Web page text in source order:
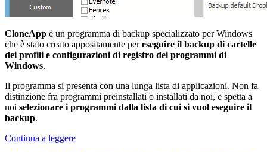
CloneApp è un programma di backup specializzato per Windows
che è stato creato appositamente pereseguire il backup di cartelle
dei profili e configurazioni di registro dei programmi di
Windows.
Il programma si presenta con una lunga lista di applicazioni. Non fa
distinzione fra programmi preinstallati o installati da noi, e spetta a
noi selezionare i programmi dalla lista di cui si vuol eseguire il
backup.
Continua a leggereCome